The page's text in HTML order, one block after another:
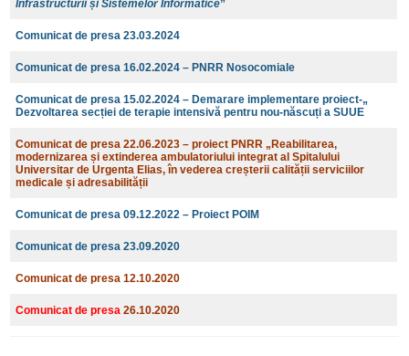
Infrastructurii și Sistemelor Informatice”
Comunicat de presa 23.03.2024
Comunicat de presa 16.02.2024 – PNRR Nosocomiale
Comunicat de presa 15.02.2024 – Demarare implementare proiect-„
Dezvoltarea secției de terapie intensivă pentru nou-născuți a SUUE
Comunicat de presa 22.06.2023 – proiect PNRR „Reabilitarea,
modernizarea și extinderea ambulatoriului integrat al Spitalului
Universitar de Urgenta Elias, în vederea creșterii calității serviciilor
medicale și adresabilității
Comunicat de presa 09.12.2022 – Proiect POIM
Comunicat de presa 23.09.2020
Comunicat de presa 12.10.2020
Comunicat de presa 26.10.2020